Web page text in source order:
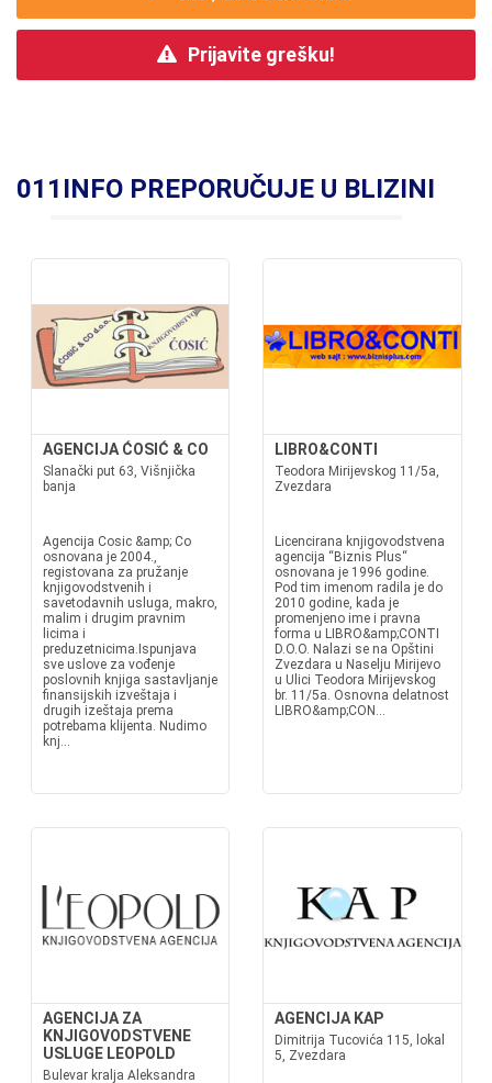
Prijavite grešku!
011INFO PREPORUČUJE U BLIZINI
AGENCIJA ĆOSIĆ & CO
Slanački put 63, Višnjička
banja
Agencija Cosic &amp; Co
osnovana je 2004.,
registovana za pružanje
knjigovodstvenih i
savetodavnih usluga, makro,
malim i drugim pravnim
licima i
preduzetnicima.Ispunjava
sve uslove za vođenje
poslovnih knjiga sastavljanje
finansijskih izveštaja i
drugih izeštaja prema
potrebama klijenta. Nudimo
knj...
LIBRO&CONTI
Teodora Mirijevskog 11/5a,
Zvezdara
Licencirana knjigovodstvena
agencija “Biznis Plus“
osnovana je 1996 godine.
Pod tim imenom radila je do
2010 godine, kada je
promenjeno ime i pravna
forma u LIBRO&amp;CONTI
D.O.O. Nalazi se na Opštini
Zvezdara u Naselju Mirijevo
u Ulici Teodora Mirijevskog
br. 11/5a. Osnovna delatnost
LIBRO&amp;CON...
AGENCIJA ZA
KNJIGOVODSTVENE
USLUGE LEOPOLD
Bulevar kralja Aleksandra
AGENCIJA KAP
Dimitrija Tucovića 115, lokal
5, Zvezdara